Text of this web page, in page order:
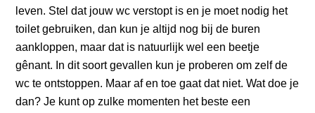
leven. Stel dat jouw wc verstopt is en je moet nodig het
toilet gebruiken, dan kun je altijd nog bij de buren
aankloppen, maar dat is natuurlijk wel een beetje
gênant. In dit soort gevallen kun je proberen om zelf de
wc te ontstoppen. Maar af en toe gaat dat niet. Wat doe je
dan? Je kunt op zulke momenten het beste een